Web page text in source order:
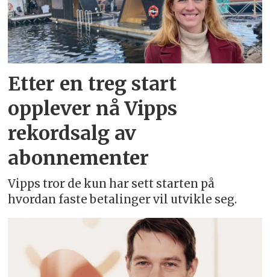
Etter en treg start
opplever nå Vipps
rekordsalg av
abonnementer
Vipps tror de kun har sett starten på
hvordan faste betalinger vil utvikle seg.